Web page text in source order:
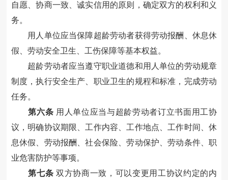
自愿、协商一致、诚实信用的原则，确定双方的权利和义
务。
用人单位应当保障超龄劳动者获得劳动报酬、休息休
假、劳动安全卫生、工伤保障等基本权益。
超龄劳动者应当遵守职业道德和用人单位的劳动规章
制度，执行安全生产、职业卫生的规程和标准，完成劳动
任务。
第六条 用人单位应当与超龄劳动者订立书面用工协
议，明确协议期限、工作内容、工作地点、工作时间、休
息休假、劳动报酬、社会保险、劳动保护、劳动条件、职
业危害防护等事项。
第七条 双方协商一致，可以变更用工协议约定的内